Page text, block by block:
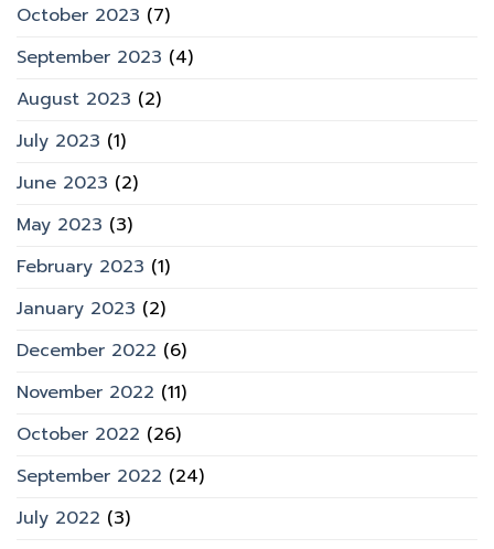
October 2023 (7)
September 2023 (4)
August 2023 (2)
July 2023 (1)
June 2023 (2)
May 2023 (3)
February 2023 (1)
January 2023 (2)
December 2022 (6)
November 2022 (11)
October 2022 (26)
September 2022 (24)
July 2022 (3)